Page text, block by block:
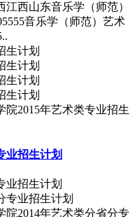
西山东音乐学（师范）
音乐学（师范）艺术
院2015年艺术类专业招生
业招生计划
业招生计划
院2014年艺术类分省分专